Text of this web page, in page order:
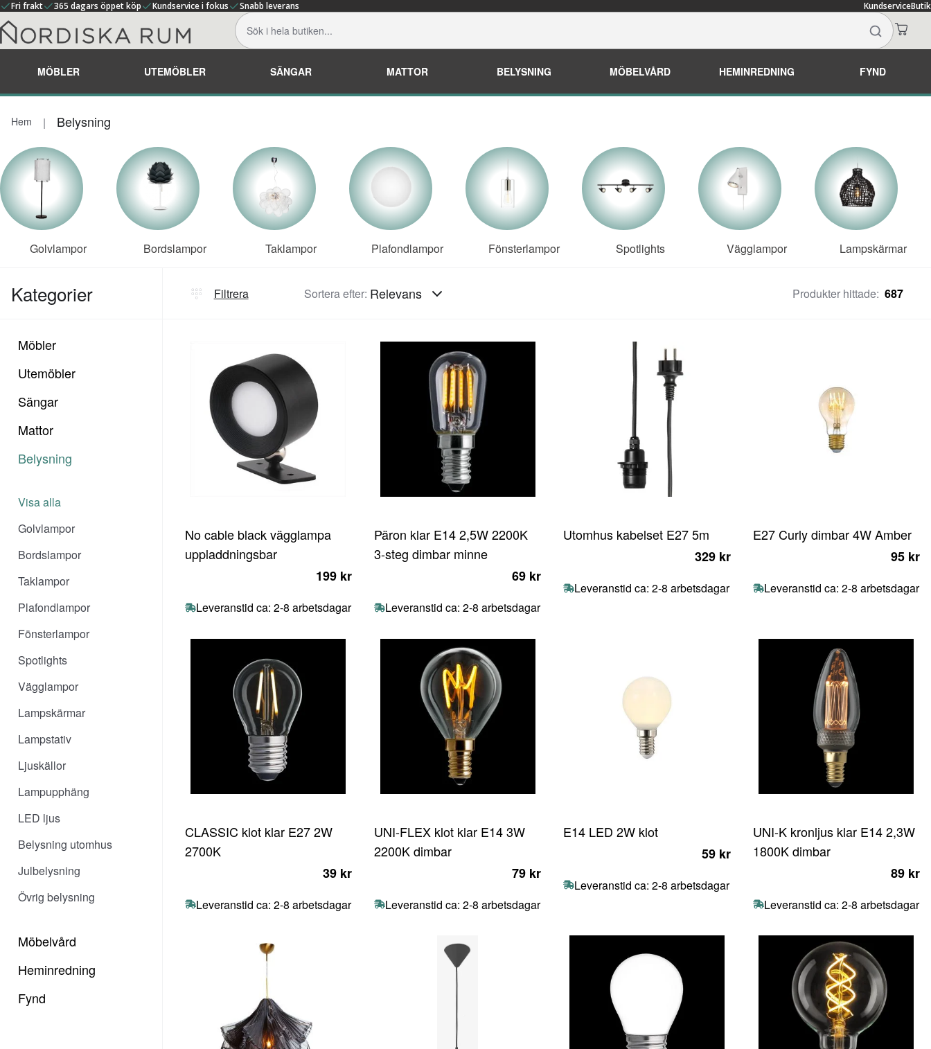
Fri frakt 365 dagars öppet köp Kundservice i fokus Snabb leverans KundserviceButik
MÖBLER UTEMÖBLER SÄNGAR MATTOR BELYSNING MÖBELVÅRD HEMINREDNING FYND
Hem Belysning
Golvlampor Bordslampor Taklampor Plafondlampor Fönsterlampor Spotlights Vägglampor Lampskärmar
Kategorier Filtrera Sortera efter: Relevans Produkter hittade: 687
Möbler
Utemöbler
Sängar
Mattor
Belysning
Visa alla
Golvlampor
Bordslampor
Taklampor
Plafondlampor
Fönsterlampor
Spotlights
Vägglampor
Lampskärmar
Lampstativ
Ljuskällor
Lampupphäng
LED ljus
Belysning utomhus
Julbelysning
Övrig belysning
Möbelvård
Heminredning
Fynd
No cable black vägglampa
uppladdningsbar
199 kr
Leveranstid ca: 2-8 arbetsdagar
Päron klar E14 2,5W 2200K
3-steg dimbar minne
69 kr
Leveranstid ca: 2-8 arbetsdagar
Utomhus kabelset E27 5m
329 kr
Leveranstid ca: 2-8 arbetsdagar
E27 Curly dimbar 4W Amber
95 kr
Leveranstid ca: 2-8 arbetsdagar
CLASSIC klot klar E27 2W
2700K
39 kr
Leveranstid ca: 2-8 arbetsdagar
UNI-FLEX klot klar E14 3W
2200K dimbar
79 kr
Leveranstid ca: 2-8 arbetsdagar
E14 LED 2W klot
59 kr
Leveranstid ca: 2-8 arbetsdagar
UNI-K kronljus klar E14 2,3W
1800K dimbar
89 kr
Leveranstid ca: 2-8 arbetsdagar